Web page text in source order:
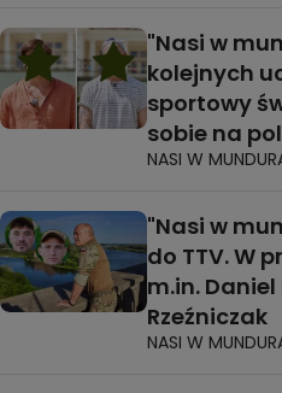
"Nasi w
kolejnych
sportowy
sobie na
NASI W
"Nasi w
do TTV. W
m.in.
Rzeźniczak
NASI W